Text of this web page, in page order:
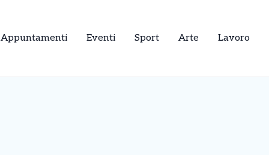
Appuntamenti Eventi Sport Arte Lavoro